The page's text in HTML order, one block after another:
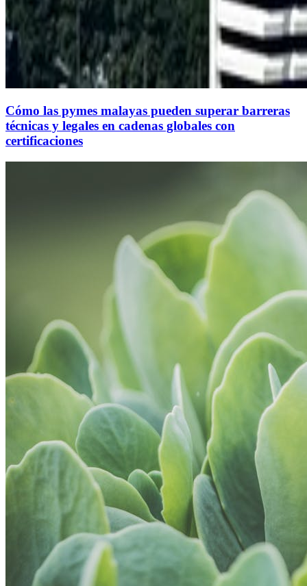
Cómo las pymes malayas pueden superar barreras
técnicas y legales en cadenas globales con
certificaciones